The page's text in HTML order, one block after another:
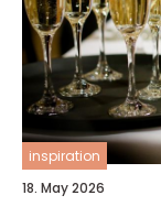
inspiration
18. May 2026